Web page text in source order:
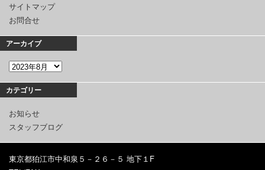
サイトマップ
お問合せ
アーカイブ
カテゴリー
お知らせ
スタッフブログ
東京都狛江市中和泉５－２６－５ 地下１F